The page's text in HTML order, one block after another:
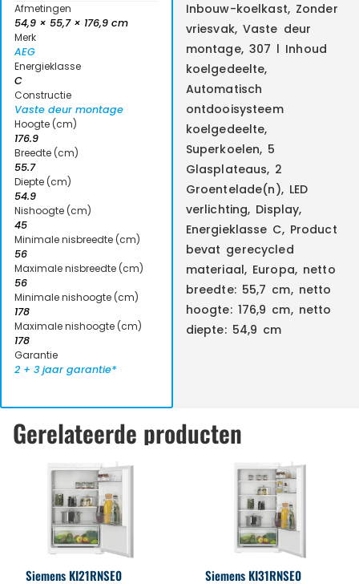
Afmetingen
54,9 × 55,7 × 176,9 cm
Merk
AEG
Energieklasse
C
Constructie
Vaste deur montage
Hoogte (cm)
176.9
Breedte (cm)
55.7
Diepte (cm)
54.9
Nishoogte (cm)
45
Minimale nisbreedte (cm)
56
Maximale nisbreedte (cm)
56
Minimale nishoogte (cm)
178
Maximale nishoogte (cm)
178
Garantie
2 + 3 jaar garantie*
Inbouw-koelkast, Zonder
vriesvak, Vaste deur
montage, 307 l Inhoud
koelgedeelte,
Automatisch
ontdooisysteem
koelgedeelte,
Superkoelen, 5
Glasplateaus, 2
Groentelade(n), LED
verlichting, Display,
Energieklasse C, Product
bevat gerecycled
materiaal, Europa, netto
breedte: 55,7 cm, netto
hoogte: 176,9 cm, netto
diepte: 54,9 cm
Gerelateerde producten
Siemens KI21RNSE0 Siemens KI31RNSE0